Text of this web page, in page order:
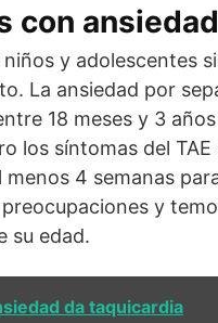
con ansiedad
y adolescentes
La ansiedad por
18 meses y 3
los síntomas del
menos 4 semanas
y
su edad.
da taquicardia